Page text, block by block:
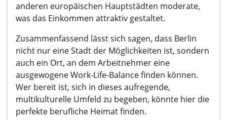
anderen europäischen Hauptstädten moderate,
was das Einkommen attraktiv gestaltet.
Zusammenfassend lässt sich sagen, dass Berlin
nicht nur eine Stadt der Möglichkeiten ist, sondern
auch ein Ort, an dem Arbeitnehmer eine
ausgewogene Work-Life-Balance finden können.
Wer bereit ist, sich in dieses aufregende,
multikulturelle Umfeld zu begeben, könnte hier die
perfekte berufliche Heimat finden.